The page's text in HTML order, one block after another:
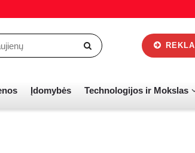
Įdomybės Technologijos ir Mokslas